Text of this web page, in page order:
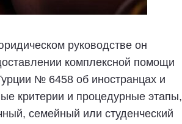
руководстве он
комплексной помощи
№ 6458 об иностранцах и
критерии и процедурные этапы,
семейный или студенческий